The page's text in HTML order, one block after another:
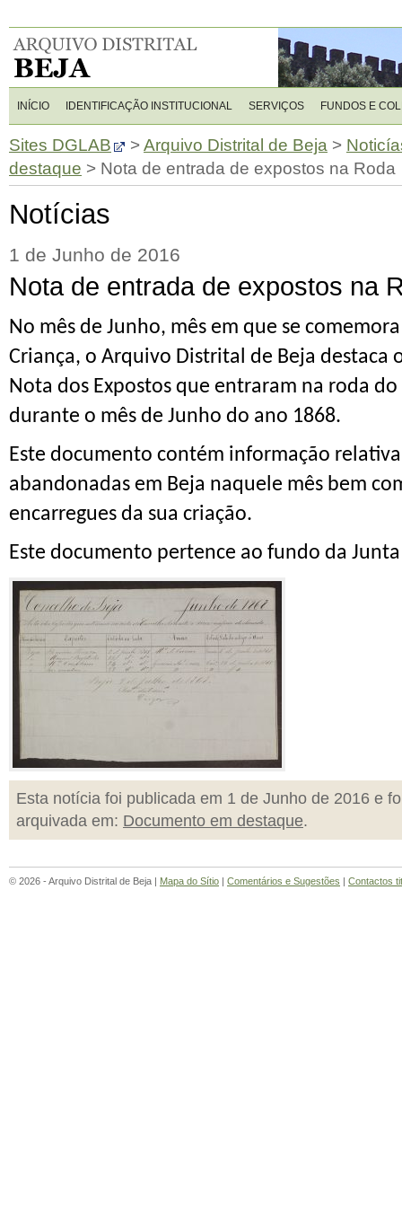
INÍCIO IDENTIFICAÇÃO INSTITUCIONAL SERVIÇOS FUNDOS E
Sites DGLAB >Arquivo Distrital de Beja >
destaque > Nota de entrada de expostos na Roda
Notícias
1 de Junho de 2016
Nota de entrada de expostos na
No mês de Junho, mês em que se
Criança, o Arquivo Distrital de Beja destaca
Nota dos Expostos que entraram na roda
durante o mês de Junho do ano 1868.
Este documento contém informação
abandonadas em Beja naquele mês bem
encarregues da sua criação.
Este documento pertence ao fundo da
Esta notícia foi publicada em 1 de Junho de 2016 e
arquivada em: Documento em destaque.
© 2026 - Arquivo Distrital de Beja | Mapa do Sítio | Comentários e Sugestões | Contactos